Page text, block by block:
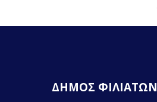
ΔΗΜΟΣ ΦΙΛΙΑΤΩΝ